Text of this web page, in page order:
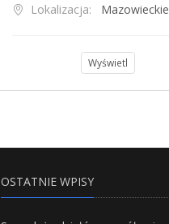
Lokalizacja:
Mazowieckie
Wyświetl
OSTATNIE WPISY